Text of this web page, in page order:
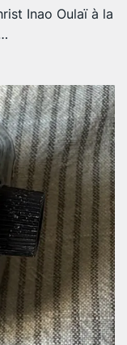
Inao Oulaï à la